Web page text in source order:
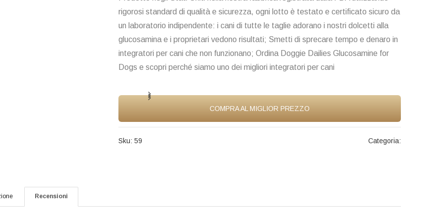
rigorosi standard di qualità e sicurezza, ogni lotto è testato e certificato sicuro da
un laboratorio indipendente: i cani di tutte le taglie adorano i nostri dolcetti alla
glucosamina e i proprietari vedono risultati; Smetti di sprecare tempo e denaro in
integratori per cani che non funzionano; Ordina Doggie Dailies Glucosamine for
Dogs e scopri perché siamo uno dei migliori integratori per cani
COMPRA AL MIGLIOR PREZZO
Sku: 59 Categoria:
Recensioni